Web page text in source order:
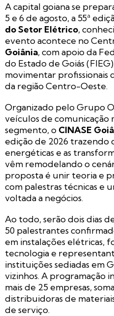
A capital goiana se
5 e 6 de agosto, a 55ª
do Setor Elétrico,
evento acontece no
Goiânia, com apoio da
do Estado de Goiás
movimentar profissionais
da região Centro-Oeste.
Organizado pelo Grupo
veículos de comunicação
segmento, o CINASE
edição de 2026 trazendo
energéticas e as
vêm remodelando o
proposta é unir teoria e
com palestras técnicas e
voltada a negócios.
Ao todo, serão dois dias
50 palestrantes
em instalações elétricas,
tecnologia e
instituições sediadas em
vizinhos. A programação
mais de 25 empresas,
distribuidoras de
de serviço.